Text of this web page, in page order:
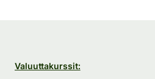
Valuuttakurssit: